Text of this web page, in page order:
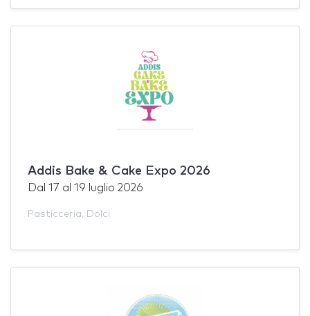
Addis Bake & Cake Expo 2026
Dal 17 al 19 luglio 2026
Pasticceria, Dolci